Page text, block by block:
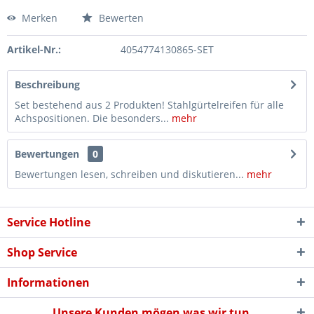
Merken Bewerten
Artikel-Nr.: 4054774130865-SET
Beschreibung
Set bestehend aus 2 Produkten! Stahlgürtelreifen für alle
Achspositionen. Die besonders... mehr
Bewertungen
0
Bewertungen lesen, schreiben und diskutieren... mehr
Service Hotline
Shop Service
Informationen